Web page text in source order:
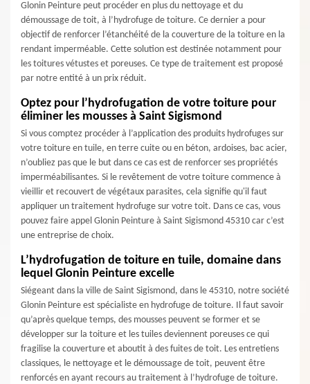
Glonin Peinture peut procéder en plus du nettoyage et du
démoussage de toit, à l’hydrofuge de toiture. Ce dernier a pour
objectif de renforcer l’étanchéité de la couverture de la toiture en la
rendant imperméable. Cette solution est destinée notamment pour
les toitures vétustes et poreuses. Ce type de traitement est proposé
par notre entité à un prix réduit.
Optez pour l’hydrofugation de votre toiture pour
éliminer les mousses à Saint Sigismond
Si vous comptez procéder à l’application des produits hydrofuges sur
votre toiture en tuile, en terre cuite ou en béton, ardoises, bac acier,
n’oubliez pas que le but dans ce cas est de renforcer ses propriétés
imperméabilisantes. Si le revêtement de votre toiture commence à
vieillir et recouvert de végétaux parasites, cela signifie qu'il faut
appliquer un traitement hydrofuge sur votre toit. Dans ce cas, vous
pouvez faire appel Glonin Peinture à Saint Sigismond 45310 car c’est
une entreprise de choix.
L’hydrofugation de toiture en tuile, domaine dans
lequel Glonin Peinture excelle
Siégeant dans la ville de Saint Sigismond, dans le 45310, notre société
Glonin Peinture est spécialiste en hydrofuge de toiture. Il faut savoir
qu’après quelque temps, des mousses peuvent se former et se
développer sur la toiture et les tuiles deviennent poreuses ce qui
fragilise la couverture et aboutit à des fuites de toit. Les entretiens
classiques, le nettoyage et le démoussage de toit, peuvent être
renforcés en ayant recours au traitement à l’hydrofuge de toiture.